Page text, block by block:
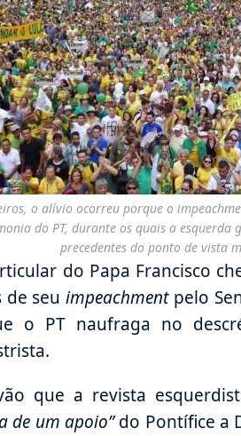
o alívio ocorreu porque o
do PT, durante os quais a
precedentes do ponto de vista
do Papa Francisco
de seuimpeachmentpelo
o PT naufraga no
que a revista
de um apoio”do Pontífice a